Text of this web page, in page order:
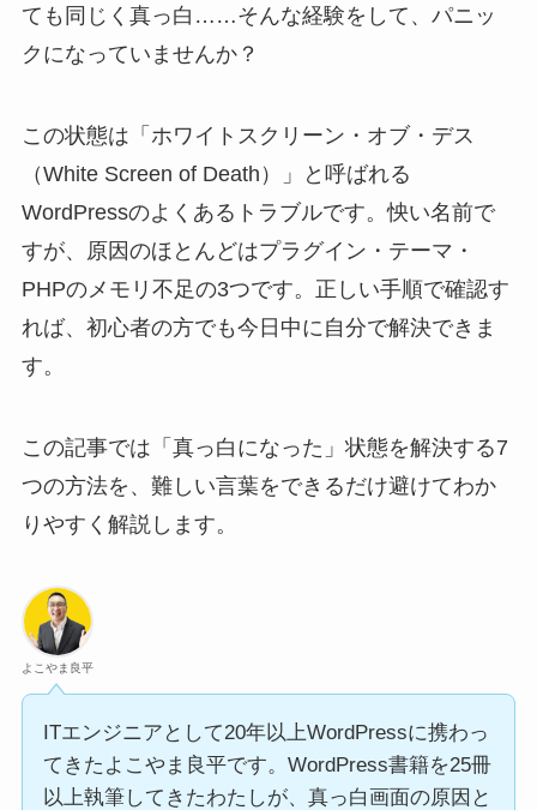
ても同じく真っ白……そんな経験をして、パニッ
クになっていませんか？
この状態は「ホワイトスクリーン・オブ・デス
（White Screen of Death）」と呼ばれる
WordPressのよくあるトラブルです。怏い名前で
すが、原因のほとんどはプラグイン・テーマ・
PHPのメモリ不足の3つです。正しい手順で確認す
れば、初心者の方でも今日中に自分で解決できま
す。
この記事では「真っ白になった」状態を解決する7
つの方法を、難しい言葉をできるだけ避けてわか
りやすく解説します。
よこやま良平
ITエンジニアとして20年以上WordPressに携わっ
てきたよこやま良平です。WordPress書籍を25冊
以上執筆してきたわたしが、真っ白画面の原因と